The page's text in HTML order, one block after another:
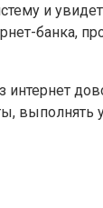
и
банка,